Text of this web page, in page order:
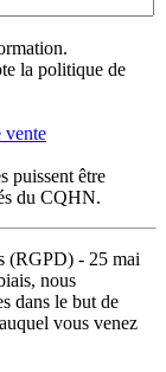
la politique de
vente
puissent être
du CQHN.
(RGPD) - 25 mai
nous
dans le but de
vous venez